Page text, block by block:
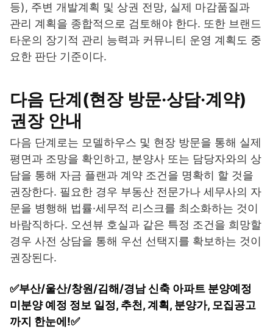
등), 주변 개발계획 및 상권 전망, 실제 마감품질과
관리 계획을 종합적으로 검토해야 한다. 또한 브랜드
타운의 장기적 관리 능력과 커뮤니티 운영 계획도 중
요한 판단 기준이다.
다음 단계(현장 방문·상담·계약)
권장 안내
다음 단계로는 모델하우스 및 현장 방문을 통해 실제
평면과 조망을 확인하고, 분양사 또는 담당자와의 상
담을 통해 자금 플랜과 계약 조건을 명확히 할 것을
권장한다. 필요한 경우 부동산 전문가나 세무사의 자
문을 병행해 법률·세무적 리스크를 최소화하는 것이
바람직하다. 오션뷰 호실과 같은 특정 조건을 희망할
경우 사전 상담을 통해 우선 선택지를 확보하는 것이
권장된다.
✅부산/울산/창원/김해/경남 신축 아파트 분양예정
미분양 예정 정보 일정, 추천, 계획, 분양가, 모집공고
까지 한눈에!✅